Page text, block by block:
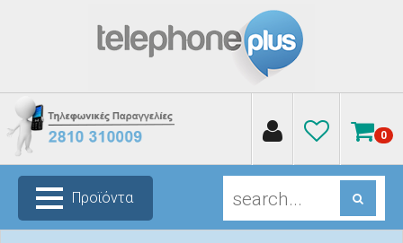
0
Προϊόντα